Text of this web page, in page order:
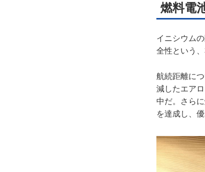
燃料電
イニシウム
全性という
航続距離に
減したエア
中だ。さら
を達成し、